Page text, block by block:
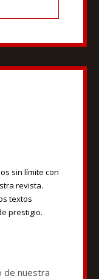
sin límite con
revista.
textos
prestigio.
de nuestra